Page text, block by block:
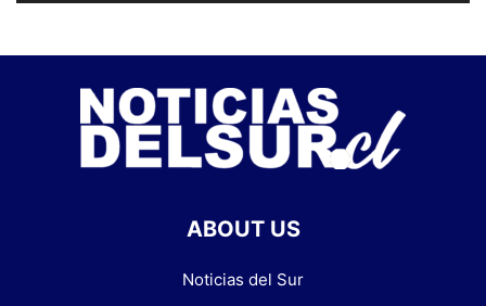
ABOUT US
Noticias del Sur